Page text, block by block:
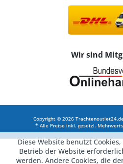
Wir sind
Copyright © 2026
* Alle Preise inkl. gesetzl.
Diese Website benutzt
Betrieb der Website
werden. Andere Cookies, die